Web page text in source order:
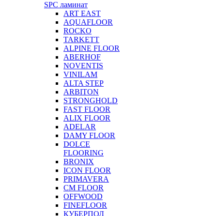
SPC ламинат
ART EAST
AQUAFLOOR
ROCKO
TARKETT
ALPINE FLOOR
ABERHOF
NOVENTIS
VINILAM
ALTA STEP
ARBITON
STRONGHOLD
FAST FLOOR
ALIX FLOOR
ADELAR
DAMY FLOOR
DOLCE
FLOORING
BRONIX
ICON FLOOR
PRIMAVERA
CM FLOOR
OFFWOOD
FINEFLOOR
КУБЕРПОЛ